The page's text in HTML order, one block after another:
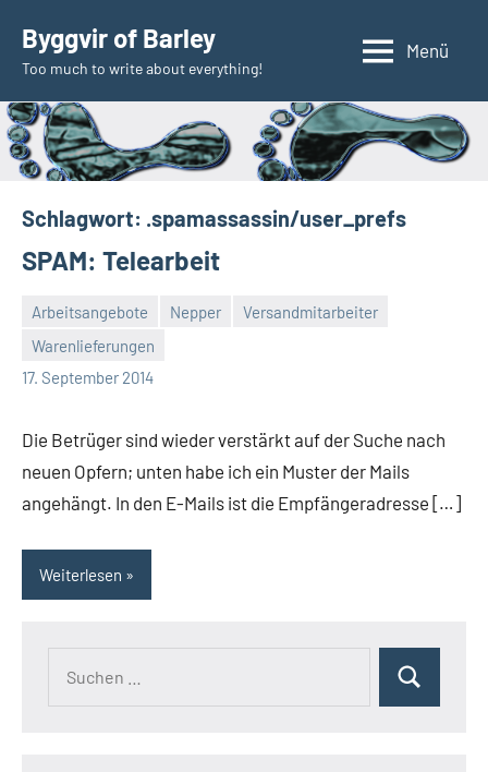
Inhalt
springen
Byggvir of Barley
Too much to write about everything!
Menü
Schlagwort: .spamassassin/user_prefs
SPAM: Telearbeit
Arbeitsangebote Nepper
Versandmitarbeiter
Warenlieferungen
17. September 2014
Thomas
Die Betrüger sind wieder verstärkt auf der Suche nach
neuen Opfern; unten habe ich ein Muster der Mails
angehängt. In den E-Mails ist die Empfängeradresse […]
Weiterlesen
Suchen